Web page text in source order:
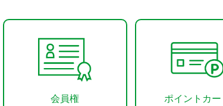
会員権
ポイントカー